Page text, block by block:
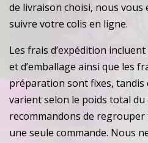
de livraison choisi, nous
suivre votre colis en ligne.
Les frais d’expédition
et d’emballage ainsi que les
préparation sont fixes,
varient selon le poids total du
recommandons de
une seule commande. Nous